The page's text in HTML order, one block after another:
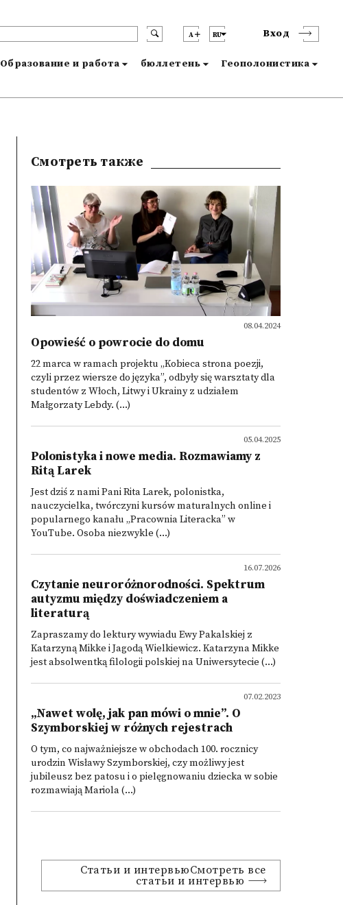
A RU Вход
Образование и работа бюллетень Геополонистика
Смотреть также
08.04.2024
Opowieść o powrocie do domu
22 marca w ramach projektu „Kobieca strona poezji,
czyli przez wiersze do języka”, odbyły się warsztaty dla
studentów z Włoch, Litwy i Ukrainy z udziałem
Małgorzaty Lebdy. (...)
05.04.2025
Polonistyka i nowe media. Rozmawiamy z
Ritą Larek
Jest dziś z nami Pani Rita Larek, polonistka,
nauczycielka, twórczyni kursów maturalnych online i
popularnego kanału „Pracownia Literacka” w
YouTube. Osoba niezwykle (...)
16.07.2026
Czytanie neuroróżnorodności. Spektrum
autyzmu między doświadczeniem a
literaturą
Zapraszamy do lektury wywiadu Ewy Pakalskiej z
Katarzyną Mikke i Jagodą Wielkiewicz. Katarzyna Mikke
jest absolwentką filologii polskiej na Uniwersytecie (...)
07.02.2023
„Nawet wolę, jak pan mówi o mnie”. O
Szymborskiej w różnych rejestrach
O tym, co najważniejsze w obchodach 100. rocznicy
urodzin Wisławy Szymborskiej, czy możliwy jest
jubileusz bez patosu i o pielęgnowaniu dziecka w sobie
rozmawiają Mariola (...)
Статьи и интервьюСмотреть все
статьи и интервью